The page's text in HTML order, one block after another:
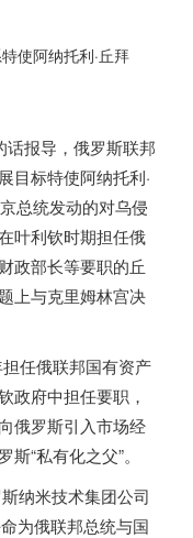
使阿纳托利·丘拜
报导， 俄罗斯联邦
目标特使阿纳托利·
总统发动的对乌侵
叶利钦时期担任俄
政部长等要职的丘
上与克里姆林宫决
任俄联邦国有资产
政府中担任要职，
俄罗斯引入市场经
斯“私有化之父”。
纳米技术集团公司
为俄联邦总统与国